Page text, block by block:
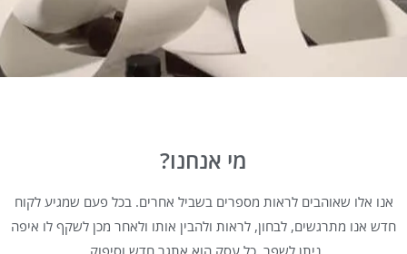
מי אנחנו?
אנו אלו שאוהבים לראות מספרים בשביל אחרים. בכל פעם שמגיע לקוח
חדש אנו מתרגשים, לבחון, לראות ולהבין אותו ולאחר מכן לשקף לו איפה
ניתן לשפר, כל עסק הוא אתגר חדש וסיפוק.